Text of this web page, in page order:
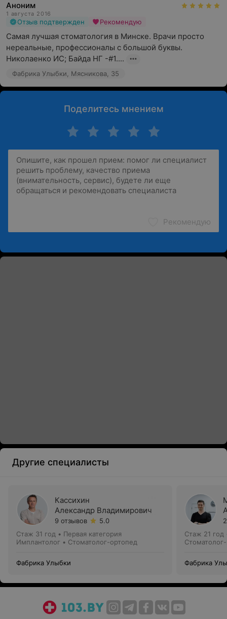
Аноним
1 августа 2016
Отзыв подтвержден Рекомендую
Самая лучшая стоматология в Минске. Врачи просто
нереальные, профессионалы с большой буквы.
Николаенко ИС; Байда НГ -#1....
Фабрика Улыбки, Мясникова, 35
Поделитесь мнением
Рекомендую
Другие специалисты
Кассихин
Александр Владимирович
9 отзывов
5.0
Стаж 31 год • Первая категория
Имплантолог • Стоматолог-ортопед
Фабрика Улыбки
Стаж 21 год
Фабрика